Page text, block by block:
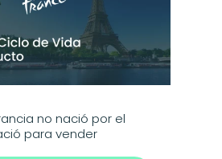
no nació por el
para vender